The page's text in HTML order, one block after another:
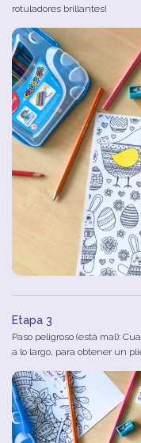
rotuladores brillantes!
Etapa 3
Paso peligroso (está mal):
a lo largo, para obtener un